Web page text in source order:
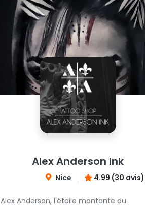
Alex Anderson Ink
Nice 4.99 (30 avis)
Alex Anderson, l'étoile montante du